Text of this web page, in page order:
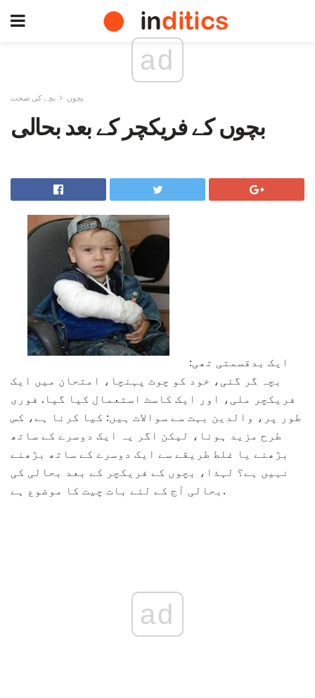
ad
بچوں بچے کی صحت
بچوں کے فریکچر کے بعد بحالی
بچہ گر گئی، خود کو چوٹ پہنچا، امتحان میں ایک
فریکچر ملی، اور ایک کاسٹ استعمال کیا گیا. فوری
طور پر، والدین بہت سے سوالات ہیں: کیا کرنا ہے، کس
طرح مزید ہونا، لیکن اگر یہ ایک دوسرے کے ساتھ
بڑھنے یا غلط طریقے سے ایک دوسرے کے ساتھ بڑھنے
نہیں ہے؟ لہذا، بچوں کے فریکچر کے بعد بحالی کی
بحالی آج کے لئے بات چیت کا موضوع ہے.
ad